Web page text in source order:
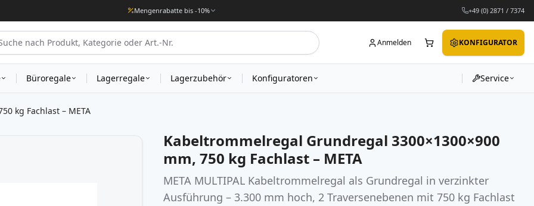
Mengenrabatte bis -10% +49 (0) 2871 / 7374
Anmelden KONFIGURATOR
Büroregale Lagerregale Lagerzubehör Konfiguratoren Service
kg Fachlast – META
Kabeltrommelregal Grundregal 3300×1300×900
mm, 750 kg Fachlast – META
META MULTIPAL Kabeltrommelregal als Grundregal in verzinkter
Ausführung – 3.300 mm hoch, 2 Traversenebenen mit 750 kg Fachlast